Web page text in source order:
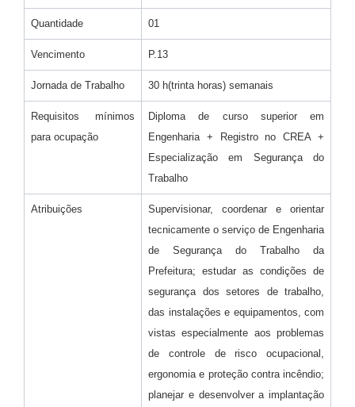
Quantidade 01
Vencimento P.13
Jornada de Trabalho 30 h(trinta horas) semanais
Requisitos mínimos
para ocupação
Diploma de curso superior em
Engenharia + Registro no CREA +
Especialização em Segurança do
Trabalho
Atribuições
Supervisionar, coordenar e orientar
tecnicamente o serviço de Engenharia
de Segurança do Trabalho da
Prefeitura; estudar as condições de
segurança dos setores de trabalho,
das instalações e equipamentos, com
vistas especialmente aos problemas
de controle de risco ocupacional,
ergonomia e proteção contra incêndio;
planejar e desenvolver a implantação